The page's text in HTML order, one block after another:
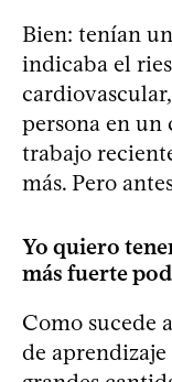
Bien: tenían
indicaba el
persona en un
trabajo
más. Pero
Yo quiero
más fuerte
Como sucede
de